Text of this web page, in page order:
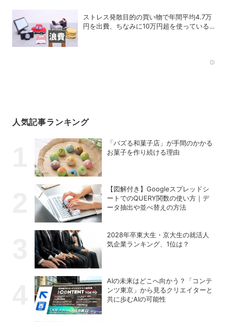
ストレス発散目的の買い物で年間平均4.7万
円を出費、ちなみに10万円超を使っている
人気記事ランキング
「バズる和菓子店」が手間のかかる
お菓子を作り続ける理由
【図解付き】Googleスプレッドシ
ートでのQUERY関数の使い方｜デ
ータ抽出や並べ替えの方法
2028年卒東大生・京大生の就活人
気企業ランキング、1位は？
AIの未来はどこへ向かう？「コンテ
ンツ東京」から見るクリエイターと
共に歩むAIの可能性